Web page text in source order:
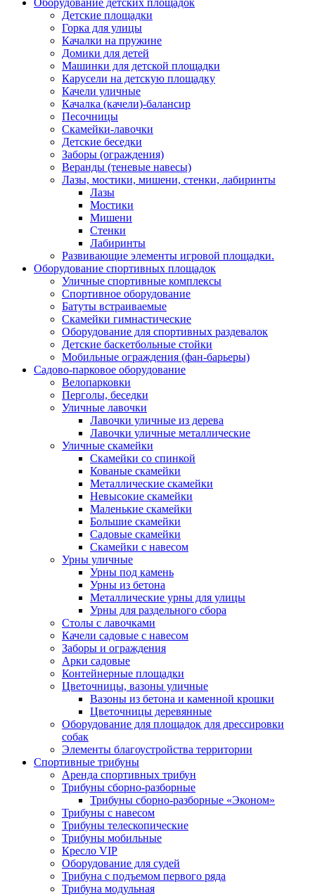
Оборудование детских площадок
Детские площадки
Горка для улицы
Качалки на пружине
Домики для детей
Машинки для детской площадки
Карусели на детскую площадку
Качели уличные
Качалка (качели)-балансир
Песочницы
Скамейки-лавочки
Детские беседки
Заборы (ограждения)
Веранды (теневые навесы)
Лазы, мостики, мишени, стенки, лабиринты
Лазы
Мостики
Мишени
Стенки
Лабиринты
Развивающие элементы игровой площадки.
Оборудование спортивных площадок
Уличные спортивные комплексы
Спортивное оборудование
Батуты встраиваемые
Скамейки гимнастические
Оборудование для спортивных раздевалок
Детские баскетбольные стойки
Мобильные ограждения (фан-барьеры)
Садово-парковое оборудование
Велопарковки
Перголы, беседки
Уличные лавочки
Лавочки уличные из дерева
Лавочки уличные металлические
Уличные скамейки
Скамейки со спинкой
Кованые скамейки
Металлические скамейки
Невысокие скамейки
Маленькие скамейки
Большие скамейки
Садовые скамейки
Скамейки с навесом
Урны уличные
Урны под камень
Урны из бетона
Металлические урны для улицы
Урны для раздельного сбора
Столы с лавочками
Качели садовые с навесом
Заборы и ограждения
Арки садовые
Контейнерные площадки
Цветочницы, вазоны уличные
Вазоны из бетона и каменной крошки
Цветочницы деревянные
Оборудование для площадок для дрессировки
собак
Элементы благоустройства территории
Спортивные трибуны
Аренда спортивных трибун
Трибуны сборно-разборные
Трибуны сборно-разборные «Эконом»
Трибуны с навесом
Трибуны телескопические
Трибуны мобильные
Кресло VIP
Оборудование для судей
Трибуна с подъемом первого ряда
Трибуна модульная